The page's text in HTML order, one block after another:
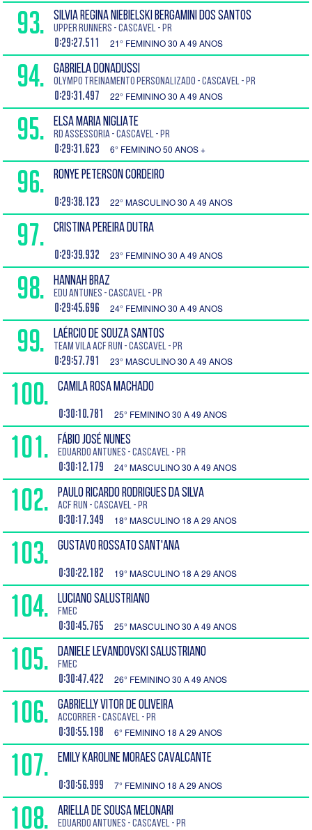
93. SILVIA REGINA NIEBIELSKI BERGAMINI DOS SANTOS
UPPER RUNNERS - Cascavel - PR
0:29:27.511 21° FEMININO 30 A 49 ANOS
94. GABRIELA DONADUSSI
OLYMPO TREINAMENTO PERSONALIZADO - Cascavel - PR
0:29:31.497 22° FEMININO 30 A 49 ANOS
95. ELSA MARIA NIGLIATE
RD Assessoria - Cascavel - PR
0:29:31.623 6° FEMININO 50 ANOS +
96. RONYE PETERSON CORDEIRO
0:29:38.123 22° MASCULINO 30 A 49 ANOS
97. CRISTINA PEREIRA DUTRA
0:29:39.932 23° FEMININO 30 A 49 ANOS
98. HANNAH BRAZ
Edu Antunes - Cascavel - PR
0:29:45.696 24° FEMININO 30 A 49 ANOS
99. LAÉRCIO DE SOUZA SANTOS
Team vila ACF Run - Cascavel - PR
0:29:57.791 23° MASCULINO 30 A 49 ANOS
100. CAMILA ROSA MACHADO
0:30:10.781 25° FEMININO 30 A 49 ANOS
101. FÁBIO JOSÉ NUNES
EDUARDO ANTUNES - Cascavel - PR
0:30:12.179 24° MASCULINO 30 A 49 ANOS
102. PAULO RICARDO RODRIGUES DA SILVA
ACF run - Cascavel - PR
0:30:17.349 18° MASCULINO 18 A 29 ANOS
103. GUSTAVO ROSSATO SANT'ANA
0:30:22.182 19° MASCULINO 18 A 29 ANOS
104. LUCIANO SALUSTRIANO
FMEC
0:30:45.765 25° MASCULINO 30 A 49 ANOS
105. DANIELE LEVANDOVSKI SALUSTRIANO
FMEC
0:30:47.422 26° FEMININO 30 A 49 ANOS
106. GABRIELLY VITOR DE OLIVEIRA
Accorrer - Cascavel - PR
0:30:55.198 6° FEMININO 18 A 29 ANOS
107. EMILY KAROLINE MORAES CAVALCANTE
0:30:56.999 7° FEMININO 18 A 29 ANOS
108. ARIELLA DE SOUSA MELONARI
EDUARDO ANTUNES - Cascavel - PR